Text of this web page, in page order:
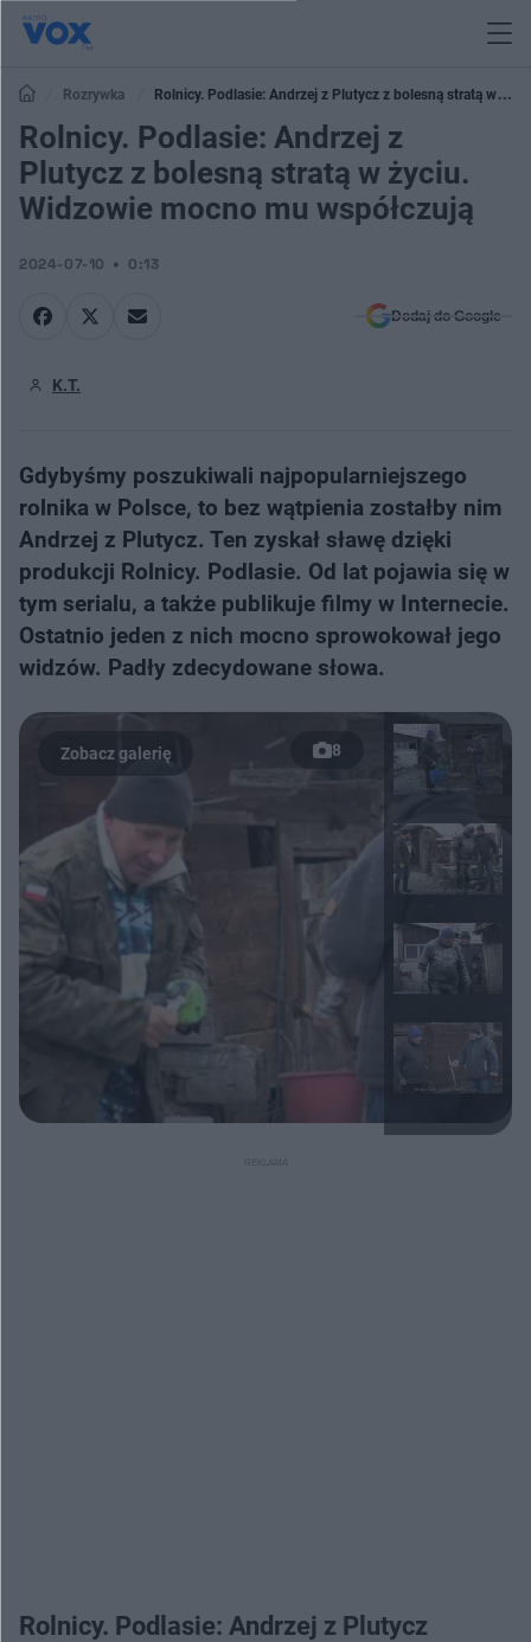
Rozrywka
Rolnicy. Podlasie: Andrzej z Plutycz z bolesną stratą w
życiu. Widzowie mocno mu współczują
Rolnicy. Podlasie: Andrzej z
Plutycz z bolesną stratą w życiu.
Widzowie mocno mu współczują
2024-07-10 0:13
Dodaj do Google
K.T.
Gdybyśmy poszukiwali najpopularniejszego
rolnika w Polsce, to bez wątpienia zostałby nim
Andrzej z Plutycz. Ten zyskał sławę dzięki
produkcji Rolnicy. Podlasie. Od lat pojawia się w
tym serialu, a także publikuje filmy w Internecie.
Ostatnio jeden z nich mocno sprowokował jego
widzów. Padły zdecydowane słowa.
8
Rolnicy. Podlasie: Andrzej z Plutycz